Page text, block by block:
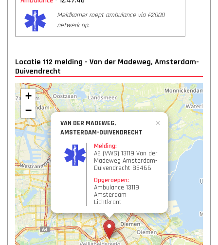
Meldkamer roept ambulance via P2000
netwerk op.
Locatie 112 melding - Van der Madeweg, Amsterdam-
Duivendrecht
VAN DER MADEWEG,
AMSTERDAM-DUIVENDRECHT
Melding:
A2 (VWS) 13119 Van der
Madeweg Amsterdam-
Duivendrecht 85466
Opgeroepen:
Ambulance 13119
Amsterdam
Lichtkrant
×
+
−